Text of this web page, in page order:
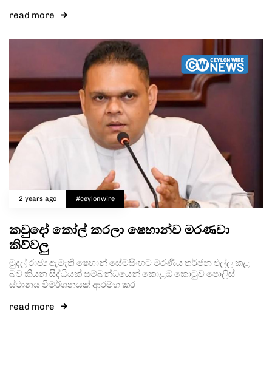
read more
2 years ago #ceylonwire
කවුදෝ කෝල් කරලා ෂෙහාන්ව මරණවා
කිව්වලු
මුදල් රාජ්‍ය ඇමැති ෂෙහාන් සේමසිංහට මරණීය තර්ජන එල්ල කළ
බව කියන සිද්ධියක් සම්බන්ධයෙන් කොළඹ කොටුව පොලිස්
ස්ථානය විමර්ශනයක් ආරම්භ කර
read more